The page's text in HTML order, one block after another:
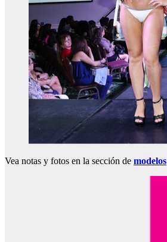
Vea notas y fotos en la sección de modelos